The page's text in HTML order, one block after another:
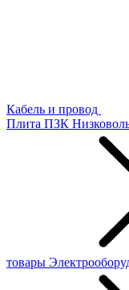
Кабель и провод
Плита ПЗК
товары